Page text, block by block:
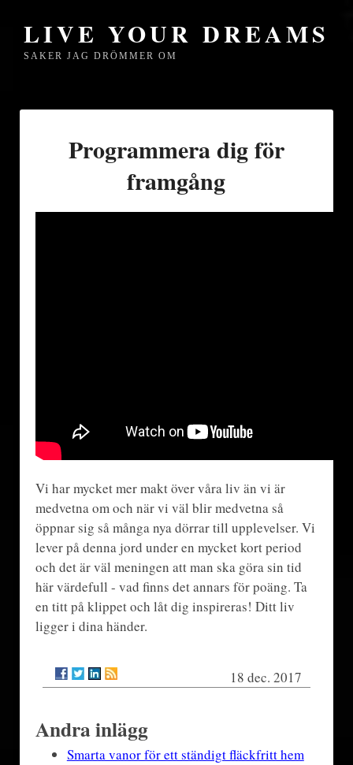
LIVE YOUR DREAMS
SAKER JAG DRÖMMER OM
Programmera dig för
framgång
Vi har mycket mer makt över våra liv än vi är
medvetna om och när vi väl blir medvetna så
öppnar sig så många nya dörrar till upplevelser. Vi
lever på denna jord under en mycket kort period
och det är väl meningen att man ska göra sin tid
här värdefull - vad finns det annars för poäng. Ta
en titt på klippet och låt dig inspireras! Ditt liv
ligger i dina händer.
18 dec. 2017
Andra inlägg
Smarta vanor för ett ständigt fläckfritt hem